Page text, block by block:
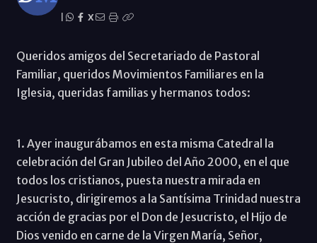
X
Queridos amigos del Secretariado de Pastoral
Familiar, queridos Movimientos Familiares en la
Iglesia, queridas familias y hermanos todos:
1. Ayer inaugurábamos en esta misma Catedral la
celebración del Gran Jubileo del Año 2000, en el que
todos los cristianos, puesta nuestra mirada en
Jesucristo, dirigiremos a la Santísima Trinidad nuestra
acción de gracias por el Don de Jesucristo, el Hijo de
Dios venido en carne de la Virgen María, Señor,